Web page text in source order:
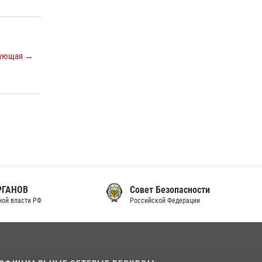
→
Совет Безопасности
Российской Федерации